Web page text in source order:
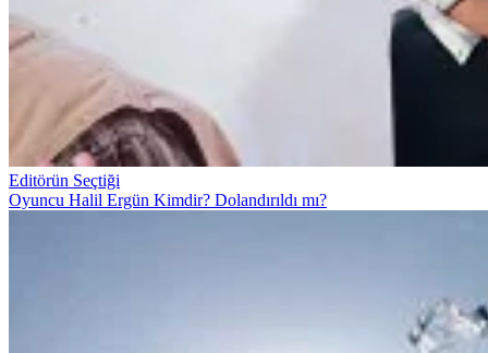
Editörün Seçtiği
Oyuncu Halil Ergün Kimdir? Dolandırıldı mı?